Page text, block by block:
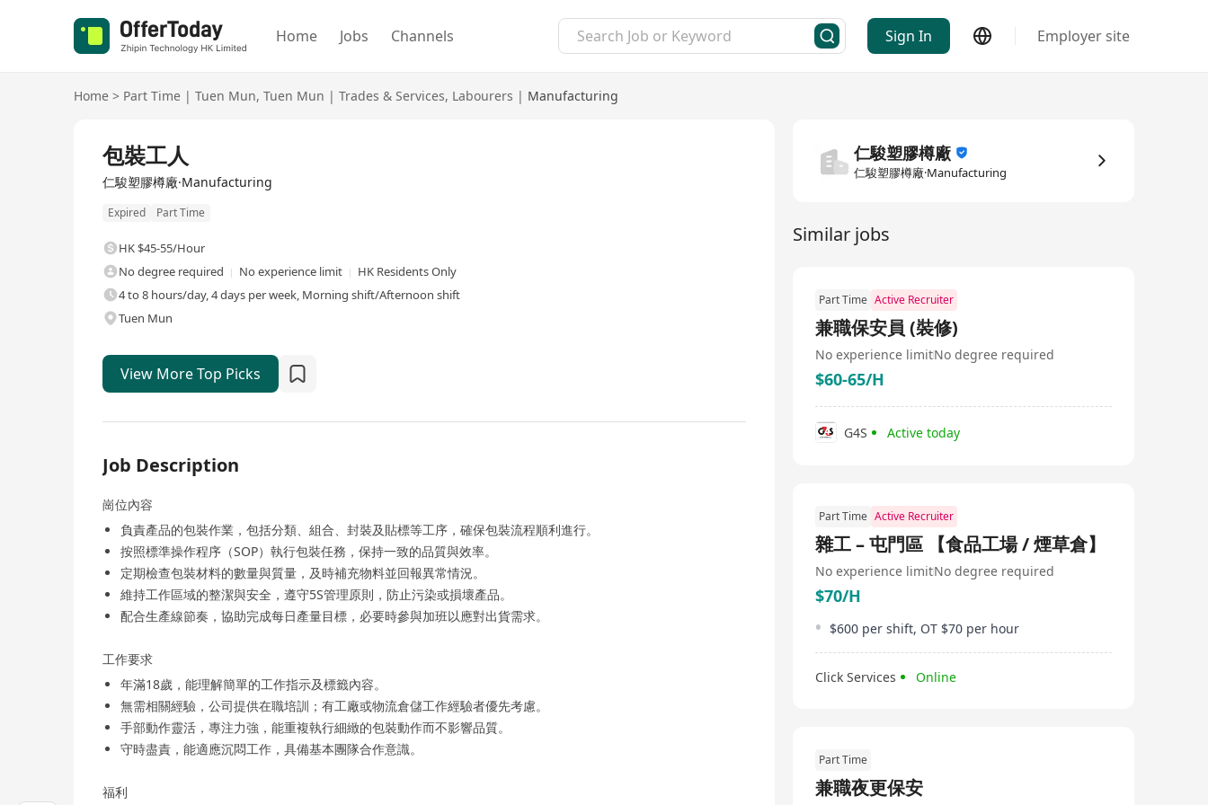
Home Jobs Channels Sign In Employer site
Home > Part Time | Tuen Mun, Tuen Mun | Trades & Services, Labourers | Manufacturing
包裝工人
仁駿塑膠樽廠·Manufacturing
Expired Part Time
HK $45-55/Hour
No degree required
No experience limit
HK Residents Only
4 to 8 hours/day, 4 days per week, Morning shift/Afternoon shift
Tuen Mun
View More Top Picks
Job Description
崗位內容
負責產品的包裝作業，包括分類、組合、封裝及貼標等工序，確保包裝流程順利進行。
按照標準操作程序（SOP）執行包裝任務，保持一致的品質與效率。
定期檢查包裝材料的數量與質量，及時補充物料並回報異常情況。
維持工作區域的整潔與安全，遵守5S管理原則，防止污染或損壞產品。
配合生產線節奏，協助完成每日產量目標，必要時參與加班以應對出貨需求。
工作要求
年滿18歲，能理解簡單的工作指示及標籤內容。
無需相關經驗，公司提供在職培訓；有工廠或物流倉儲工作經驗者優先考慮。
手部動作靈活，專注力強，能重複執行細緻的包裝動作而不影響品質。
守時盡責，能適應沉悶工作，具備基本團隊合作意識。
福利
仁駿塑膠樽廠
仁駿塑膠樽廠·Manufacturing
Similar jobs
Part Time Active Recruiter
兼職保安員 (裝修)
No experience limitNo degree required
$60-65/H
G4S Active today
Part Time Active Recruiter
雜工 – 屯門區 【食品工場 / 煙草倉】
No experience limitNo degree required
$70/H
$600 per shift, OT $70 per hour
Click Services Online
Part Time
兼職夜更保安